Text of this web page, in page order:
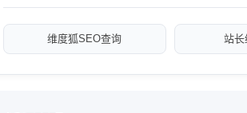
维度狐SEO查询 站